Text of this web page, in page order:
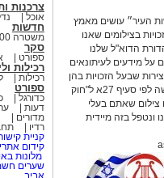
רפ"ק דורון ששון, מסר:
הבלתי חוקיים, המהווה כר
נמשיך לבצע פעילות יזומה
ולפעול נגד המעורבים בהם,
העיר״ עושים מאמץ
בצילומים שאנו
הדוא"ל שלנו
על מידעים לעיתונאים
שבעל הזכויות בהן
אינו ידוע או לא אותר נעשה לפי סעיף 27א ל"חוק
צילום שאתם בעלי
ונטפל בזה מיידית
צרכנות
אוכל
חדשות
משטרה 100
סקר
ספורט
רכילות
רכילות
ספורט
כדורגל
דעות
מדורים
רדיו
קניית
קידום
מלונות
שערים
אביב